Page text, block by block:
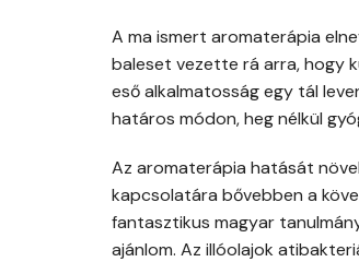
A ma ismert aromaterápia
baleset vezette rá arra, hogy
eső alkalmatosság egy tál
határos módon, heg nélkül
Az aromaterápia hatását
kapcsolatára bővebben a
fantasztikus magyar
ajánlom. Az illóolajok